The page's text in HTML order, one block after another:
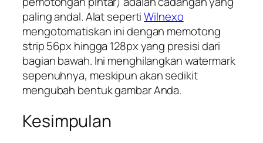
paling andal. Alat sepertiWilnexo
mengotomatiskan ini dengan memotong
strip 56px hingga 128px yang presisi dari
bagian bawah. Ini menghilangkan watermark
sepenuhnya, meskipun akan sedikit
mengubah bentuk gambar Anda.
Kesimpulan